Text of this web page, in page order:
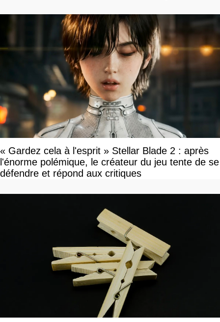
« Gardez cela à l'esprit » Stellar Blade 2 : après
l'énorme polémique, le créateur du jeu tente de se
défendre et répond aux critiques